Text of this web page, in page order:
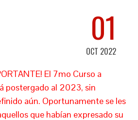
01
OCT 2022
El 7mo Curso a
postergado al 2023, sin
aún. Oportunamente se les
que habían expresado su